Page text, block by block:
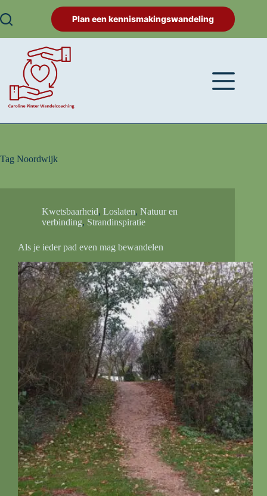
Plan een kennismakingswandeling
Tag Noordwijk
Kwetsbaarheid, Loslaten, Natuur en
verbinding, Strandinspiratie
Als je ieder pad even mag bewandelen